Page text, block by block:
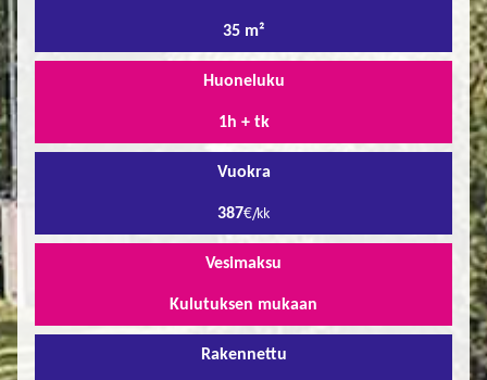
35 m²
Huoneluku
1h + tk
Vuokra
387€/kk
Vesimaksu
Kulutuksen mukaan
Rakennettu